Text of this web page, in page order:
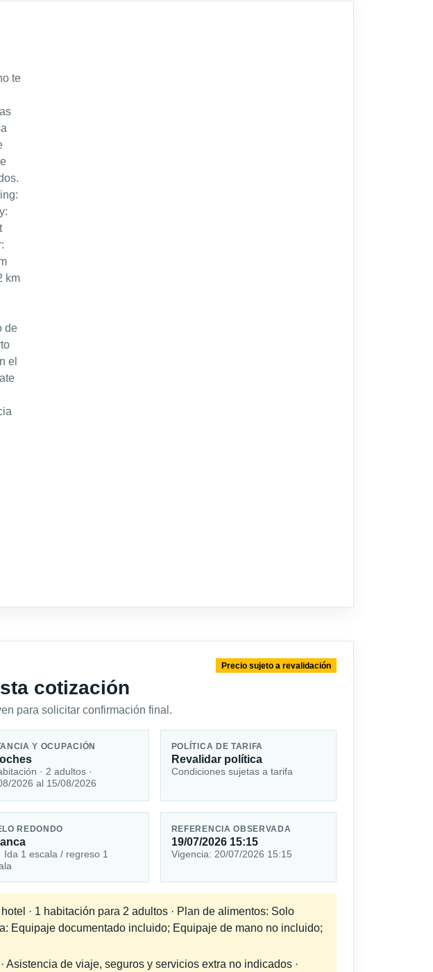
te
km
de
el
cotización
para solicitar confirmación final.
Precio sujeto a revalidación
Y OCUPACIÓN
· 2 adultos ·
2026 al 15/08/2026
POLÍTICA DE TARIFA
Revalidar política
Condiciones sujetas a tarifa
REDONDO
Ida 1 escala / regreso 1
REFERENCIA OBSERVADA
19/07/2026 15:15
Vigencia: 20/07/2026 15:15
· 1 habitación para 2 adultos · Plan de alimentos: Solo
Equipaje documentado incluido; Equipaje de mano no incluido;
de viaje, seguros y servicios extra no indicados ·